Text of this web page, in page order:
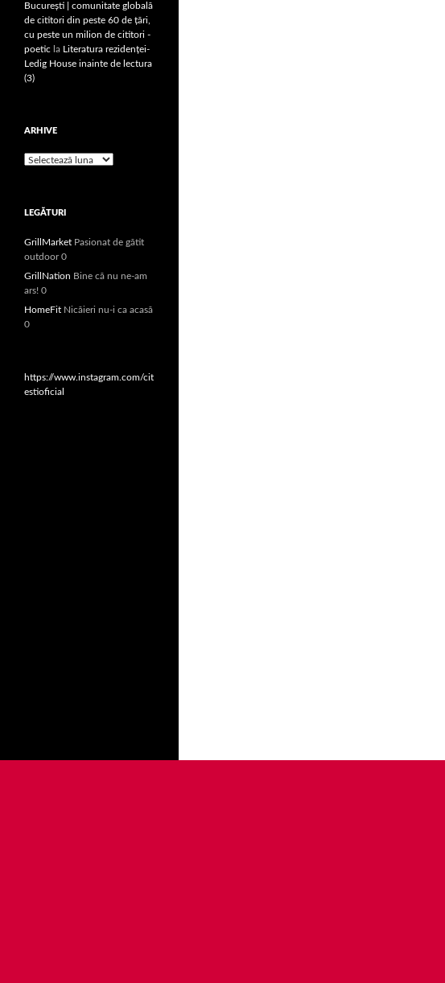
București | comunitate globală
de cititori din peste 60 de țări,
cu peste un milion de cititori -
poetic la Literatura rezidenţei-
Ledig House inainte de lectura
(3)
ARHIVE
Arhive
LEGĂTURI
GrillMarket Pasionat de gătit
outdoor 0
GrillNation Bine că nu ne-am
ars! 0
HomeFit Nicăieri nu-i ca acasă
0
https://www.instagram.com/cit
estioficial